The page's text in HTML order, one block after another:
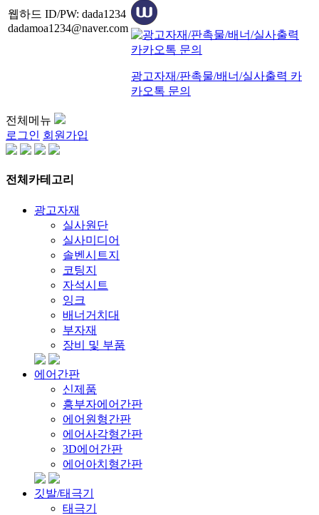
웹하드 ID/PW: dada1234
dadamoa1234@naver.com
광고자재/판촉물/배너/실사출력 카
카오톡 문의
전체메뉴
로그인 회원가입
전체카테고리
광고자재
실사원단
실사미디어
솔벤시트지
코팅지
자석시트
잉크
배너거치대
부자재
장비 및 부품
에어간판
신제품
흥부자에어간판
에어원형간판
에어사각형간판
3D에어간판
에어아치형간판
깃발/태극기
태극기